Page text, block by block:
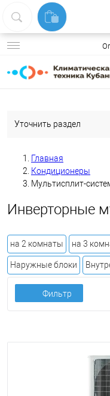
Уточнить раздел
Главная
Кондиционеры
Мультисплит-
Инверторные
на 2 комнаты на 3
Наружные блоки
Фильтр